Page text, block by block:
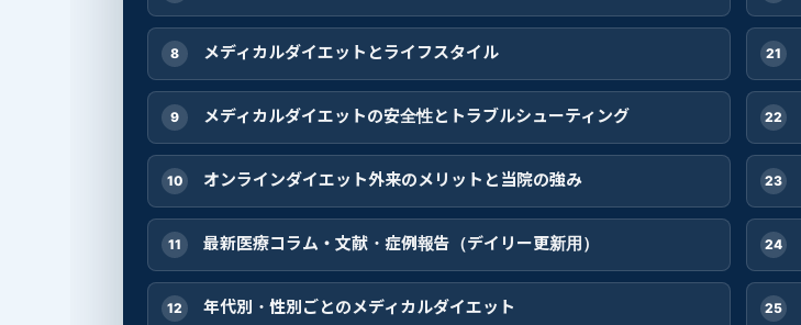
メディカルダイエットとライフスタイル
メディカルダイエットの安全性とトラブルシューティング
オンラインダイエット外来のメリットと当院の強み
最新医療コラム・文献・症例報告（デイリー更新用）
年代別・性別ごとのメディカルダイエット